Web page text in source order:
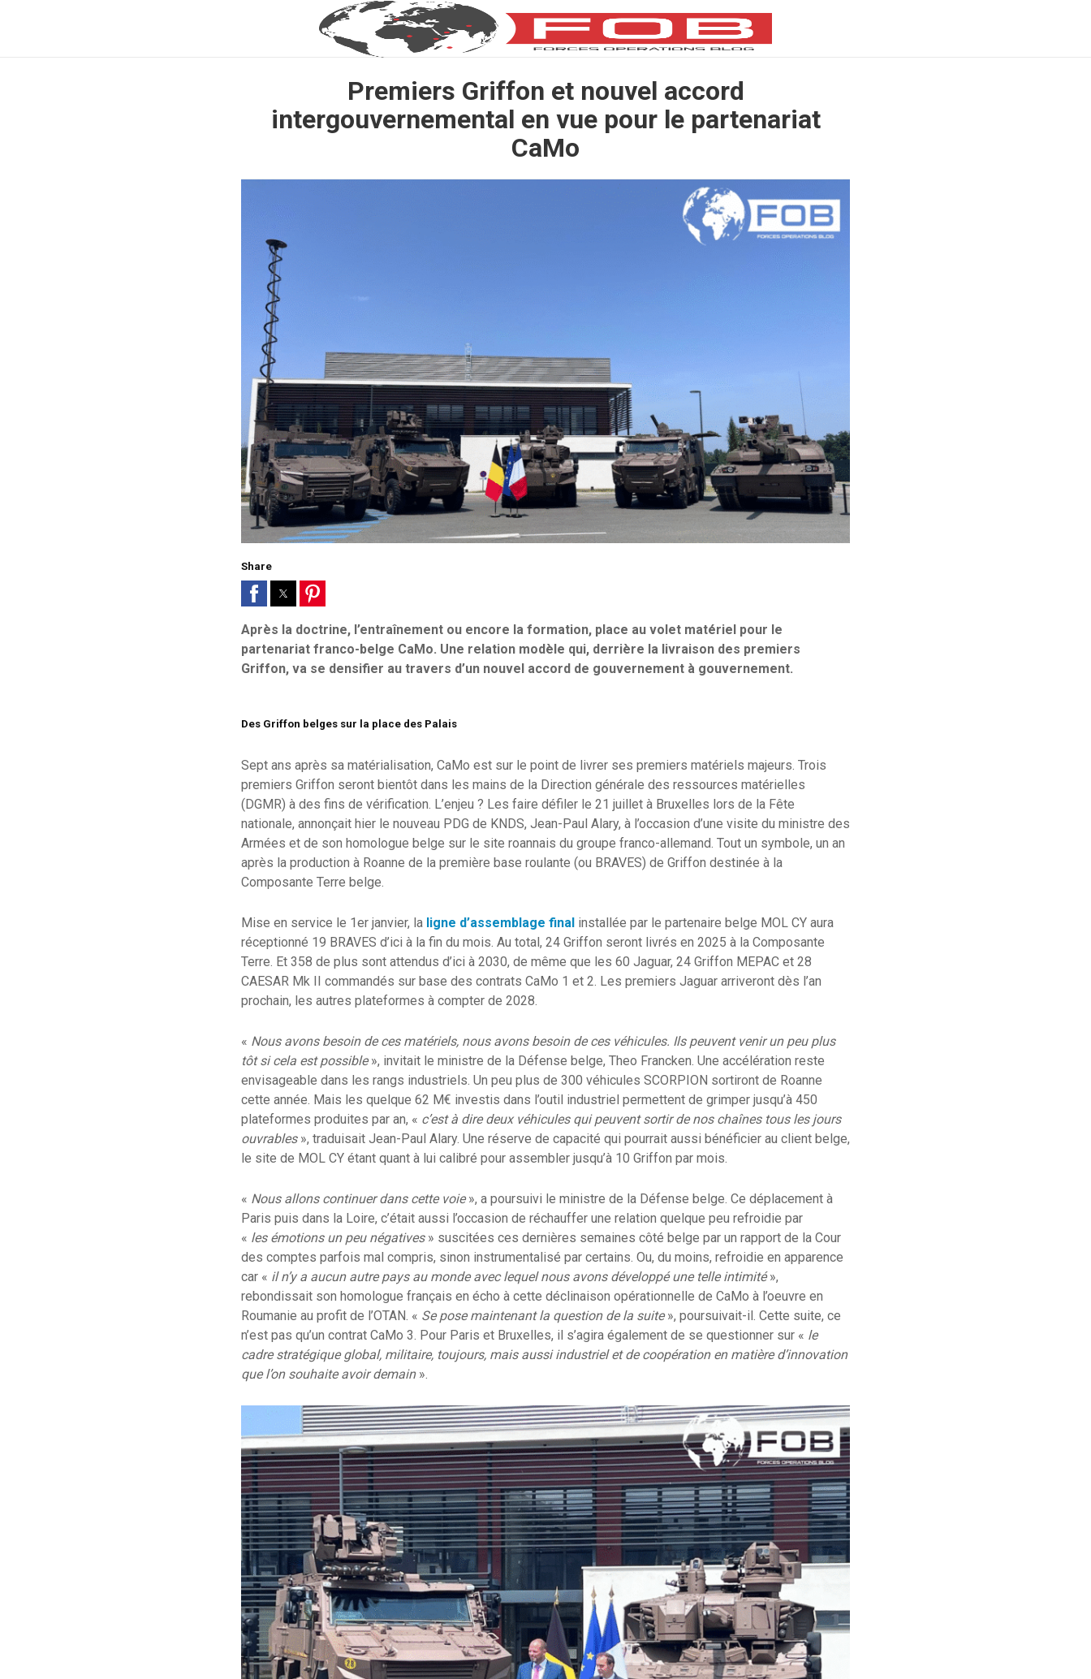
Premiers Griffon et nouvel accord
intergouvernemental en vue pour le partenariat
CaMo
Share
Après la doctrine, l’entraînement ou encore la formation, place au volet matériel pour le
partenariat franco-belge CaMo. Une relation modèle qui, derrière la livraison des premiers
Griffon, va se densifier au travers d’un nouvel accord de gouvernement à gouvernement.
Des Griffon belges sur la place des Palais
Sept ans après sa matérialisation, CaMo est sur le point de livrer ses premiers matériels majeurs. Trois
premiers Griffon seront bientôt dans les mains de la Direction générale des ressources matérielles
(DGMR) à des fins de vérification. L’enjeu ? Les faire défiler le 21 juillet à Bruxelles lors de la Fête
nationale, annonçait hier le nouveau PDG de KNDS, Jean-Paul Alary, à l’occasion d’une visite du ministre des
Armées et de son homologue belge sur le site roannais du groupe franco-allemand. Tout un symbole, un an
après la production à Roanne de la première base roulante (ou BRAVES) de Griffon destinée à la
Composante Terre belge.
Mise en service le 1er janvier, la ligne d’assemblage final installée par le partenaire belge MOL CY aura
réceptionné 19 BRAVES d’ici à la fin du mois. Au total, 24 Griffon seront livrés en 2025 à la Composante
Terre. Et 358 de plus sont attendus d’ici à 2030, de même que les 60 Jaguar, 24 Griffon MEPAC et 28
CAESAR Mk II commandés sur base des contrats CaMo 1 et 2. Les premiers Jaguar arriveront dès l’an
prochain, les autres plateformes à compter de 2028.
« Nous avons besoin de ces matériels, nous avons besoin de ces véhicules. Ils peuvent venir un peu plus
tôt si cela est possible», invitait le ministre de la Défense belge, Theo Francken. Une accélération reste
envisageable dans les rangs industriels. Un peu plus de 300 véhicules SCORPION sortiront de Roanne
cette année. Mais les quelque 62 M€ investis dans l’outil industriel permettent de grimper jusqu’à 450
plateformes produites par an, « c’est à dire deux véhicules qui peuvent sortir de nos chaînes tous les jours
ouvrables», traduisait Jean-Paul Alary. Une réserve de capacité qui pourrait aussi bénéficier au client belge,
le site de MOL CY étant quant à lui calibré pour assembler jusqu’à 10 Griffon par mois.
« Nous allons continuer dans cette voie», a poursuivi le ministre de la Défense belge. Ce déplacement à
Paris puis dans la Loire, c’était aussi l’occasion de réchauffer une relation quelque peu refroidie par
« les émotions un peu négatives» suscitées ces dernières semaines côté belge par un rapport de la Cour
des comptes parfois mal compris, sinon instrumentalisé par certains. Ou, du moins, refroidie en apparence
car « il n’y a aucun autre pays au monde avec lequel nous avons développé une telle intimité»,
rebondissait son homologue français en écho à cette déclinaison opérationnelle de CaMo à l’oeuvre en
Roumanie au profit de l’OTAN. « Se pose maintenant la question de la suite», poursuivait-il. Cette suite, ce
n’est pas qu’un contrat CaMo 3. Pour Paris et Bruxelles, il s’agira également de se questionner sur « le
cadre stratégique global, militaire, toujours, mais aussi industriel et de coopération en matière d’innovation
que l’on souhaite avoir demain».